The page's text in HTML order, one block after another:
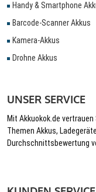
Handy & Smartphone
Barcode-Scanner Akkus
Kamera-Akkus
Drohne Akkus
UNSER SERVICE
Mit Akkuokok.de
Themen Akkus,
Durchschnittsbewertung